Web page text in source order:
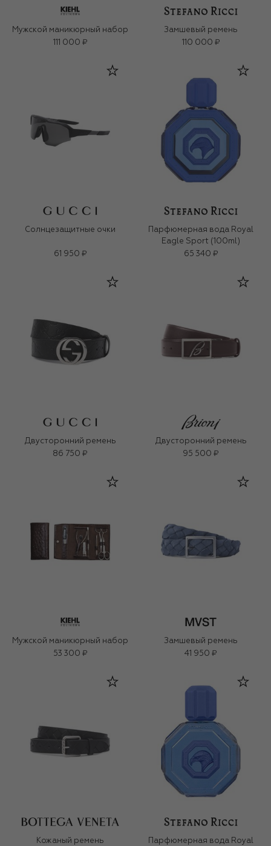
Мужской маникюрный набор
111 000 ₽
Замшевый ремень
110 000 ₽
Солнцезащитные очки
61 950 ₽
Парфюмерная вода Royal
Eagle Sport (100ml)
65 340 ₽
Двусторонний ремень
86 750 ₽
Двусторонний ремень
95 500 ₽
Мужской маникюрный набор
53 300 ₽
Замшевый ремень
41 950 ₽
Кожаный ремень
Парфюмерная вода Royal